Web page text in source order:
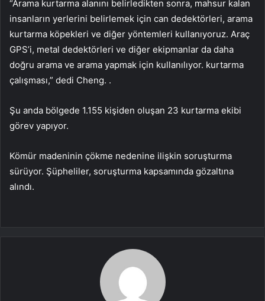
“Arama kurtarma alanını belirledikten sonra, mahsur kalan
insanların yerlerini belirlemek için can dedektörleri, arama
kurtarma köpekleri ve diğer yöntemleri kullanıyoruz. Araç
GPS’i, metal dedektörleri ve diğer ekipmanlar da daha
doğru arama ve arama yapmak için kullanılıyor. kurtarma
çalışması,” dedi Cheng. .
Şu anda bölgede 1.155 kişiden oluşan 23 kurtarma ekibi
görev yapıyor.
Kömür madeninin çökme nedenine ilişkin soruşturma
sürüyor. Şüpheliler, soruşturma kapsamında gözaltına
alındı.